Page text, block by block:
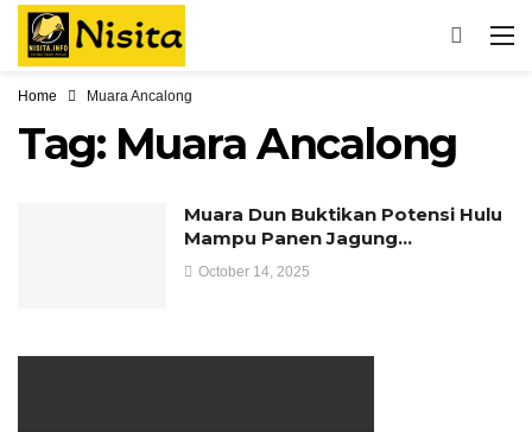
Home Muara Ancalong
Tag: Muara Ancalong
Muara Dun Buktikan Potensi Hulu
Mampu Panen Jagung…
October 14, 2025